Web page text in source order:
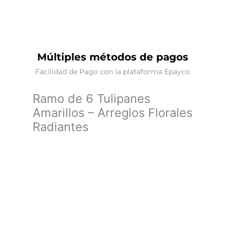
Múltiples métodos de pagos
Facilidad de Pago con la plataforma Epayco
Ramo de 6 Tulipanes
Amarillos – Arreglos Florales
Radiantes